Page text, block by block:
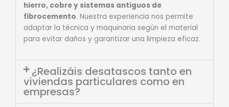
hierro, cobre y sistemas antiguos de
fibrocemento. Nuestra experiencia nos permite
adaptar la técnica y maquinaria según el material
para evitar daños y garantizar una limpieza eficaz.
¿Realizáis desatascos tanto en
viviendas particulares como en
empresas?